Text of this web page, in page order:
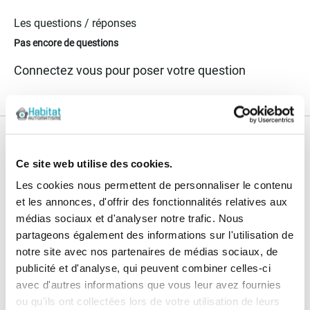
Ce site web utilise des cookies.
Les cookies nous permettent de personnaliser le contenu
et les annonces, d'offrir des fonctionnalités relatives aux
médias sociaux et d'analyser notre trafic. Nous
partageons également des informations sur l'utilisation de
notre site avec nos partenaires de médias sociaux, de
publicité et d'analyse, qui peuvent combiner celles-ci
avec d'autres informations que vous leur avez fournies
ou qu'ils ont collectées lors de votre utilisation de leurs
Les questions / réponses
Pas encore de questions
Connectez vous pour poser votre question
100% sécurisé
3x sans frais
Livraison
24/72H